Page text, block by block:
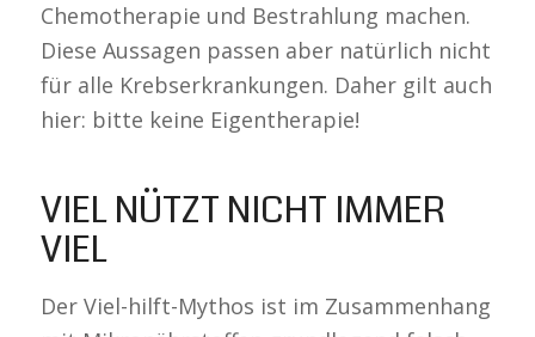
Chemotherapie und Bestrahlung machen.
Diese Aussagen passen aber natürlich nicht
für alle Krebserkrankungen. Daher gilt auch
hier: bitte keine Eigentherapie!
VIEL NÜTZT NICHT IMMER
VIEL
Der Viel-hilft-Mythos ist im Zusammenhang